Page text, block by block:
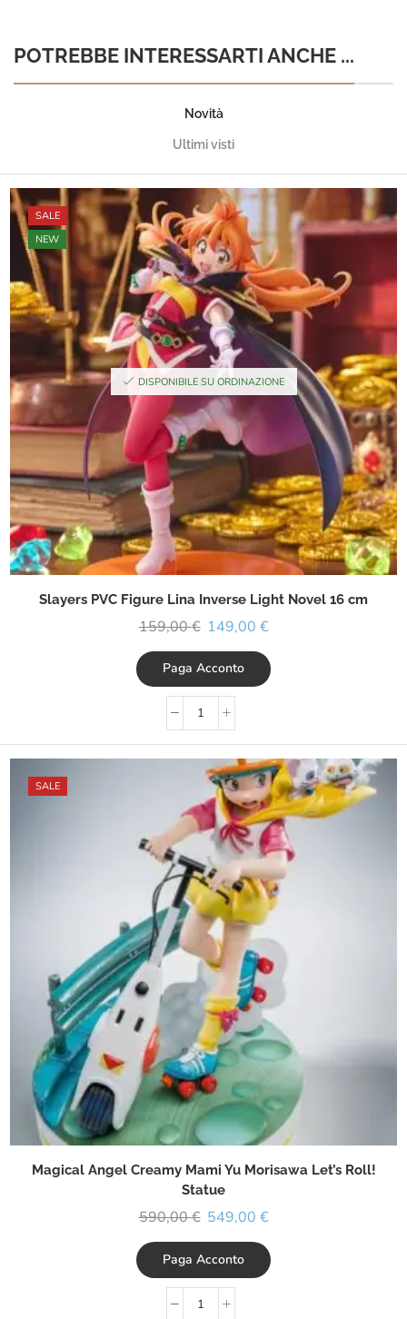
POTREBBE INTERESSARTI ANCHE ...
Novità
Ultimi visti
SALE
NEW
DISPONIBILE SU ORDINAZIONE
Slayers PVC Figure Lina Inverse Light Novel 16 cm
159,00€ 149,00 €
Paga Acconto
SALE
Magical Angel Creamy Mami Yu Morisawa Let’s Roll!
Statue
590,00€ 549,00 €
Paga Acconto